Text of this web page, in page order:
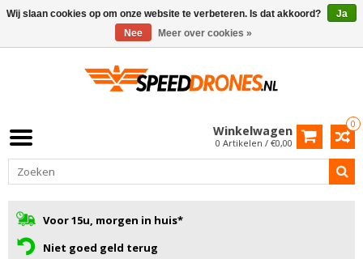
0
Winkelwagen
0 Artikelen / €0,00
Voor 15u, morgen in huis*
Niet goed geld terug
Wij slaan cookies op om onze website te verbeteren. Is dat akkoord?
Ja
Nee
Meer over cookies »